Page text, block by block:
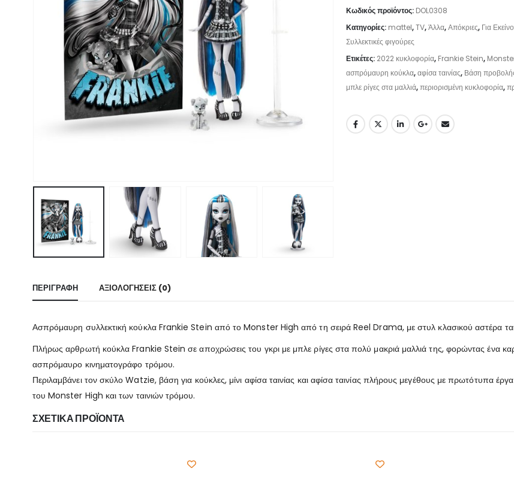
Κωδικός προϊόντος: DOL0308
Κατηγορίες: mattel,TV,Άλλα,Απόκριες, Για
Συλλεκτικές φιγούρες
Ετικέτες: 2022 κυκλοφορία, Frankie Stein,
ασπρόμαυρη κούκλα,αφίσα ταινίας, Βάση
μπλε ρίγες στα μαλλιά,περιορισμένη κυκλοφορία,
ΠΕΡΙΓΡΑΦΉ ΑΞΙΟΛΟΓΉΣΕΙΣ (0)
Ασπρόμαυρη συλλεκτική κούκλα Frankie Stein από το Monster High από τη σειρά Reel Drama, με στυλ κλασικού αστέρα
Πλήρως αρθρωτή κούκλα Frankie Stein σε αποχρώσεις του γκρι με μπλε ρίγες στα πολύ μακριά μαλλιά της, φορώντας ένα
ασπρόμαυρο κινηματογράφο τρόμου.
Περιλαμβάνει τον σκύλο Watzie, βάση για κούκλες, μίνι αφίσα ταινίας και αφίσα ταινίας πλήρους μεγέθους με πρωτότυπα
του Monster High και των ταινιών τρόμου.
ΣΧΕΤΙΚΆ ΠΡΟΪΌΝΤΑ